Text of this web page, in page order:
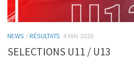
NEWS /RÉSULTATS 4 MAI 2026
SELECTIONS U11 / U13